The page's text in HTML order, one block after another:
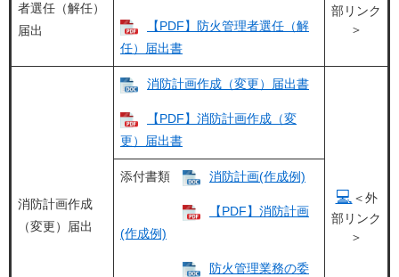
者選任（解任）
届出
【PDF】防火管理者選任（解
任）届出書
部リンク
＞
消防計画作成
（変更）届出
消防計画作成（変更）届出書
【PDF】消防計画作成（変
更）届出書
💻 ＜外
部リンク
＞
添付書類 消防計画(作成例)
【PDF】消防計画
(作成例)
防火管理業務の委